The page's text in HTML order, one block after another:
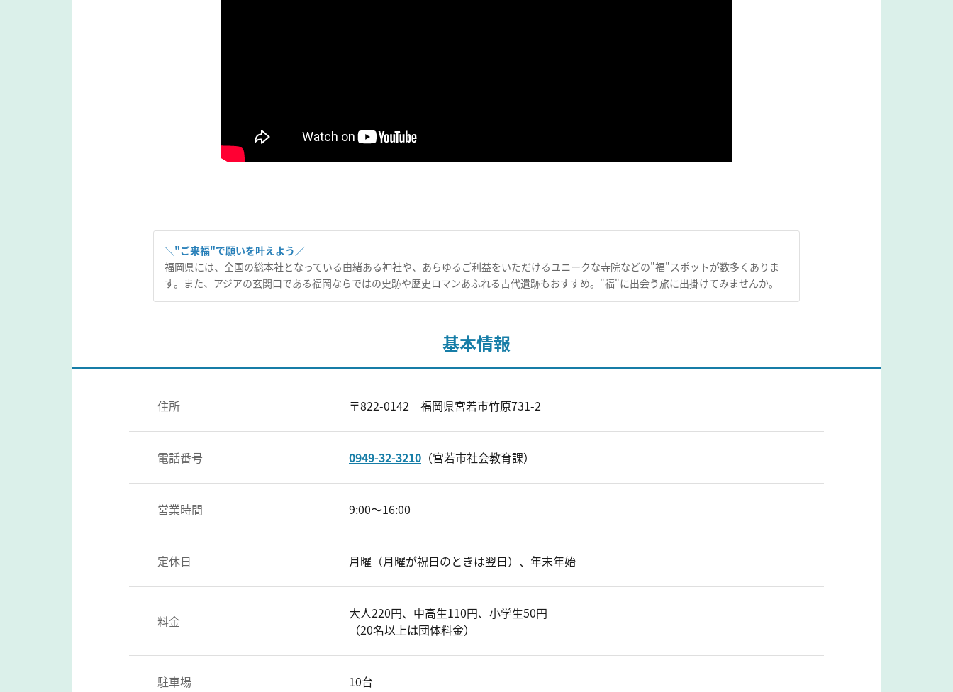
＼"ご来福"で願いを叶えよう／
福岡県には、全国の総本社となっている由緒ある神社や、あらゆるご利益をいただけるユニークな寺院などの"福"スポットが数多くありま
す。また、アジアの玄関口である福岡ならではの史跡や歴史ロマンあふれる古代遺跡もおすすめ。"福"に出会う旅に出掛けてみませんか。
基本情報
住所 〒822-0142 福岡県宮若市竹原731-2
電話番号 0949-32-3210 （宮若市社会教育課）
営業時間 9:00～16:00
定休日 月曜（月曜が祝日のときは翌日）、年末年始
料金
大人220円、中高生110円、小学生50円
（20名以上は団体料金）
駐車場 10台